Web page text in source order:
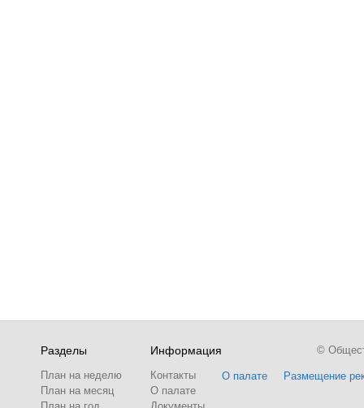
Разделы
План на неделю
План на месяц
Информация
Контакты
О палате
О палате Размещение
©